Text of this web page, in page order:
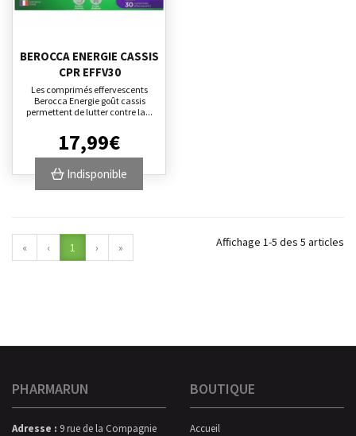
BEROCCA ENERGIE CASSIS
CPR EFFV30
Les comprimés effervescents
Berocca Energie goût cassis
permettent de lutter contre la...
17,99€
Indisponible
« ‹ 1 › » Affichage 1-5 des 5 articles
PHARMARUN
Adresse : 9 rue de la Compagnie
BOUTIQUE
Accueil